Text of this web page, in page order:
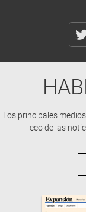
Los principales
eco de las